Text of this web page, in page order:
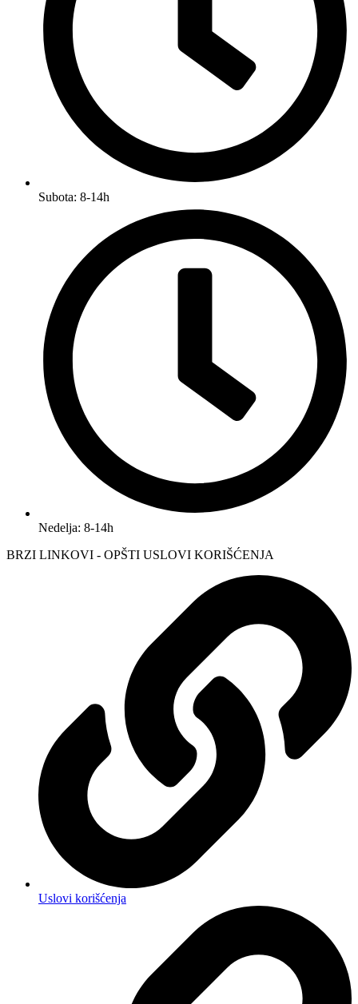
Subota: 8-14h
Nedelja: 8-14h
BRZI LINKOVI - OPŠTI USLOVI KORIŠĆENJA
Uslovi korišćenja